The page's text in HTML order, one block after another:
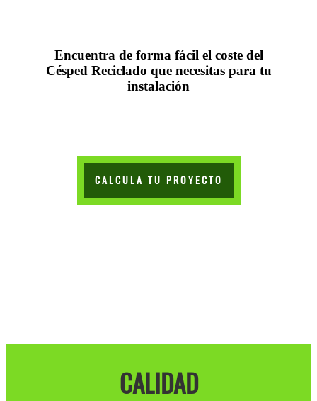
Encuentra de forma fácil el coste del
Césped Reciclado que necesitas para tu
instalación
CALCULA TU PROYECTO
CALIDAD